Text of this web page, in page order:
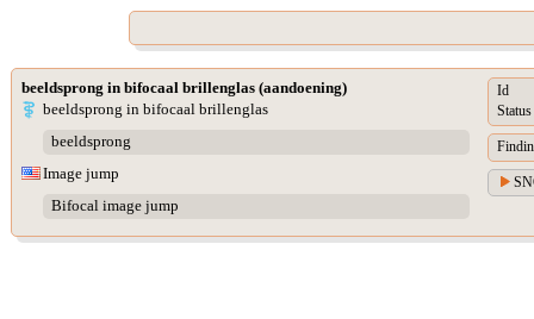
beeldsprong in bifocaal brillenglas (aandoening)
beeldsprong in bifocaal brillenglas
beeldsprong
Image jump
Bifocal image jump
Id
Status